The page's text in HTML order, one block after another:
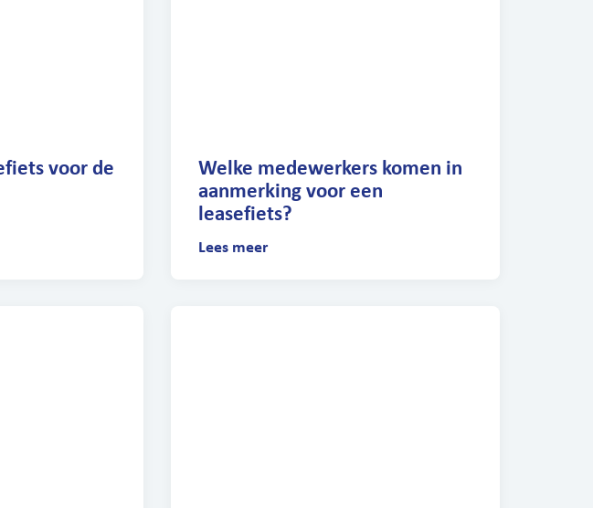
voor de
Welke medewerkers komen in
aanmerking voor een
leasefiets?
Lees meer